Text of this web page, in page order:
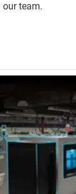
team.